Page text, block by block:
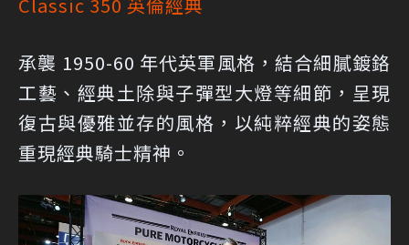
Classic 350 英倫經典
承襲 1950-60 年代英軍風格，結合細膩鍍鉻
工藝、經典土除與子彈型大燈等細節，呈現
復古與優雅並存的風格，以純粹經典的姿態
重現經典騎士精神。